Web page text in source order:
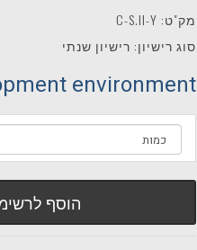
מק"ט: C-S.II-Y
סוג רישיון: רישיון שנתי
environment.
הוסף